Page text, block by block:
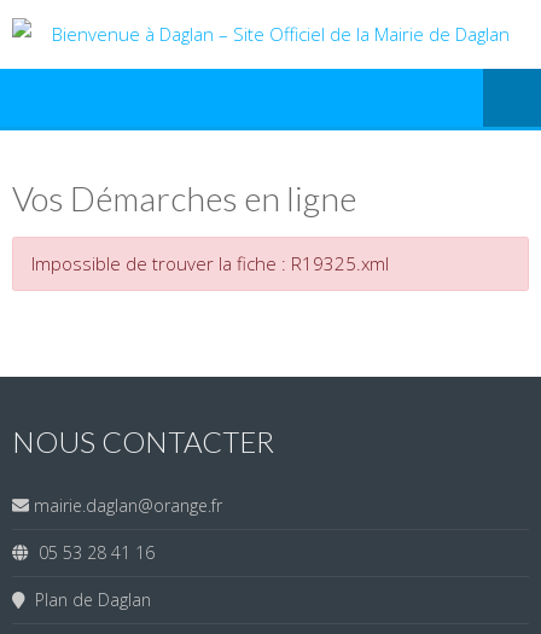
Vos Démarches en ligne
Impossible de trouver la fiche : R19325.xml
NOUS CONTACTER
mairie.daglan@orange.fr
05 53 28 41 16
Plan de Daglan